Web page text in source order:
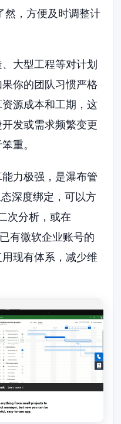
然，方便及时调整计
、大型工程等对计划
你的团队习惯严格
源成本和工期，这
发或需求频繁变更
重。
能力极强，是瀑布管
深度绑定，可以方
次分析，或在
有微软企业账号的
现有体系，减少维